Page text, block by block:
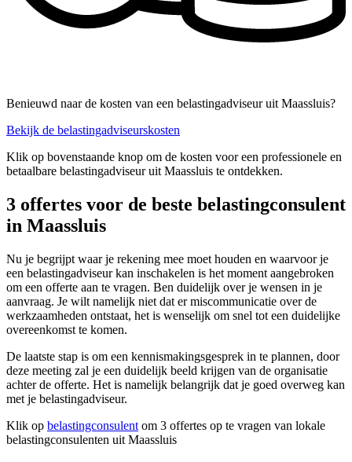
Benieuwd naar de kosten van een belastingadviseur uit Maassluis?
Bekijk de belastingadviseurskosten
Klik op bovenstaande knop om de kosten voor een professionele en
betaalbare belastingadviseur uit Maassluis te ontdekken.
3 offertes voor de beste belastingconsulent
in Maassluis
Nu je begrijpt waar je rekening mee moet houden en waarvoor je
een belastingadviseur kan inschakelen is het moment aangebroken
om een offerte aan te vragen. Ben duidelijk over je wensen in je
aanvraag. Je wilt namelijk niet dat er miscommunicatie over de
werkzaamheden ontstaat, het is wenselijk om snel tot een duidelijke
overeenkomst te komen.
De laatste stap is om een kennismakingsgesprek in te plannen, door
deze meeting zal je een duidelijk beeld krijgen van de organisatie
achter de offerte. Het is namelijk belangrijk dat je goed overweg kan
met je belastingadviseur.
Klik op belastingconsulent om 3 offertes op te vragen van lokale
belastingconsulenten uit Maassluis